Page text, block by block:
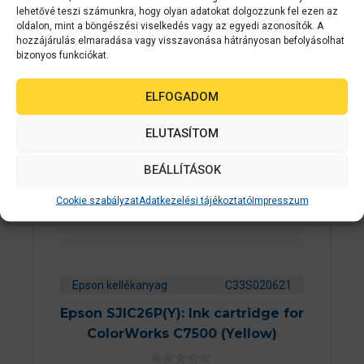
lehetővé teszi számunkra, hogy olyan adatokat dolgozzunk fel ezen az
oldalon, mint a böngészési viselkedés vagy az egyedi azonosítók. A
hozzájárulás elmaradása vagy visszavonása hátrányosan befolyásolhat
bizonyos funkciókat.
ELFOGADOM
ELUTASÍTOM
BEÁLLÍTÁSOK
Cookie szabályzatAdatkezelési tájékoztatóImpresszum
2-3 NAPON
Epson kellékanyag C33S020621
Epson SJIC26P(Y): Ink cartridge for
ColorWorks C7500 (Yellow)